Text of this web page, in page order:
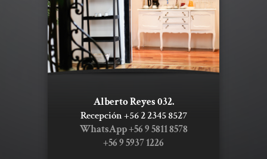
Alberto Reyes 032.
Recepción +56 2 2345 8527
WhatsApp +56 9 5811 8578
+56 9 5937 1226